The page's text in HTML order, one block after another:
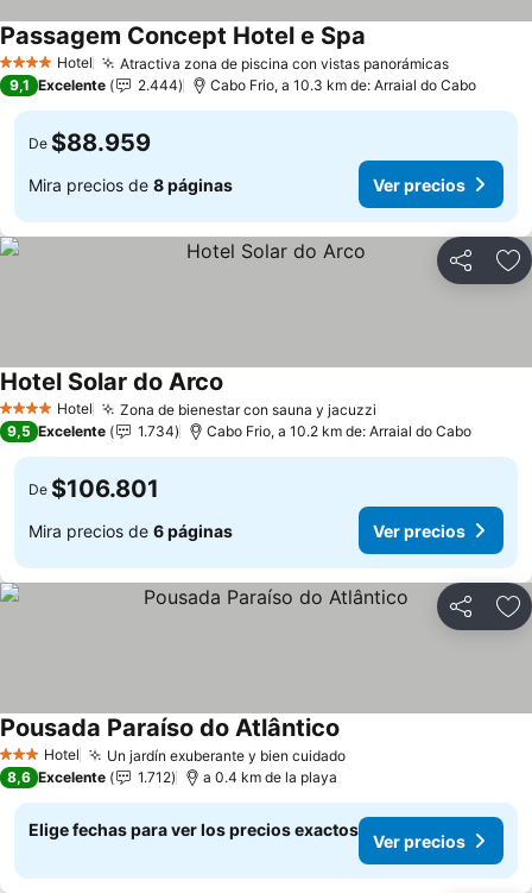
4 EstrellasHotel Atractiva zona de piscina con vistas panorámicasVer
Passagem Concept Hotel e Spa
9,1 Excelente 2.444 Cabo Frio, a 10.3 km de: Arraial do Cabo
De $88.959
Mira precios de 8 páginas Ver precios
Compartir
4 EstrellasHotel Zona de bienestar con sauna y jacuzzi
Hotel Solar do Arco
9,5 Excelente 1.734 Cabo Frio, a 10.2 km de: Arraial do Cabo
De $106.801
Mira precios de 6 páginas Ver precios
Compartir
3 Estrellas
Hotel Un jardín exuberante y bien cuidadoVer precios
Pousada Paraíso do Atlântico
8,6 Excelente 1.712 a 0.4 km de la playa
Elige fechas para ver los precios exactos
Ver precios